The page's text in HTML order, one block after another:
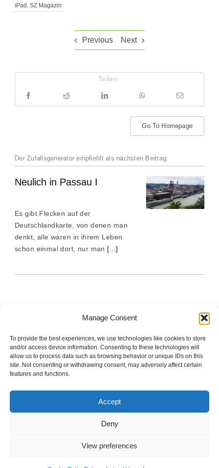
Manage Consent
To provide the best experiences, we use technologies like cookies to store
and/or access device information. Consenting to these technologies will
allow us to process data such as browsing behavior or unique IDs on this
site. Not consenting or withdrawing consent, may adversely affect certain
features and functions.
Accept
Deny
View preferences
iPad , SZ Magazin
Previous Next
Teilen
Go To Homepage
Der Zufallsgenerator empfiehlt als nächsten Beitrag:
Neulich in Passau I
Es gibt Flecken auf der
Deutschlandkarte, von denen man
denkt, alle waren in ihrem Leben
schon einmal dort, nur man [...]
The good stuff is on Spotify.
Impressum
Datenschutzerklärung
Cookie Policy (EU)